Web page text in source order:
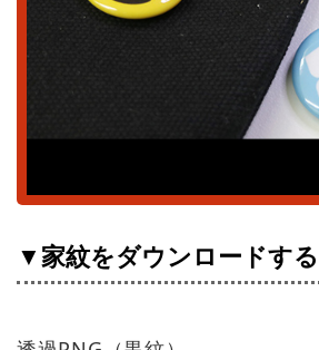
▼家紋をダウンロードする